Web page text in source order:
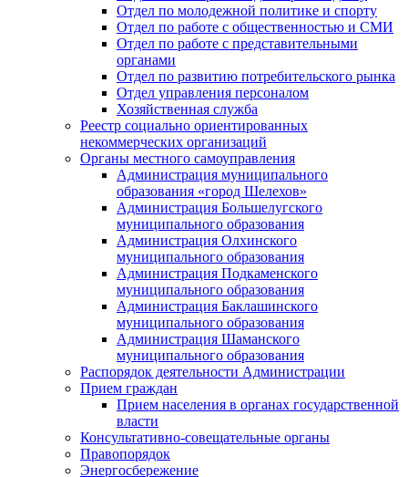
Отдел по молодежной политике и спорту
Отдел по работе с общественностью и СМИ
Отдел по работе с представительными
органами
Отдел по развитию потребительского рынка
Отдел управления персоналом
Хозяйственная служба
Реестр социально ориентированных
некоммерческих организаций
Органы местного самоуправления
Администрация муниципального
образования «город Шелехов»
Администрация Большелугского
муниципального образования
Администрация Олхинского
муниципального образования
Администрация Подкаменского
муниципального образования
Администрация Баклашинского
муниципального образования
Администрация Шаманского
муниципального образования
Распорядок деятельности Администрации
Прием граждан
Прием населения в органах государственной
власти
Консультативно-совещательные органы
Правопорядок
Энергосбережение